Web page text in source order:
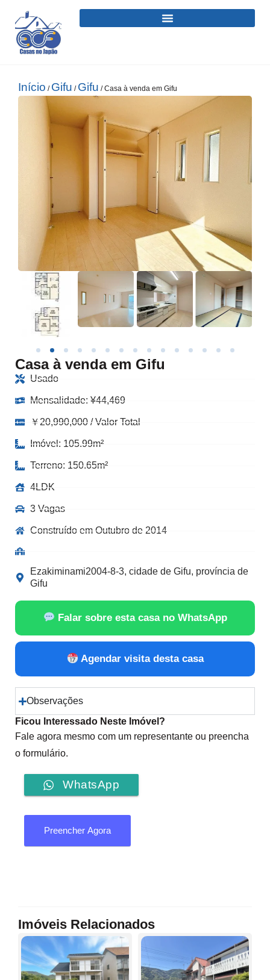
Início / Gifu / Gifu / Casa à venda em Gifu
Casa à venda em Gifu
Usado
Mensalidade: ¥44,469
￥20,990,000 / Valor Total
Imóvel: 105.99m²
Terreno: 150.65m²
4LDK
3 Vagas
Construído em Outubro de 2014
Ezakiminami2004-8-3, cidade de Gifu, província de
Gifu
Falar sobre esta casa no WhatsApp
Agendar visita desta casa
Observações
Ficou Interessado Neste Imóvel?
Fale agora mesmo com um representante ou preencha
o formulário.
WhatsApp
Preencher Agora
Imóveis Relacionados